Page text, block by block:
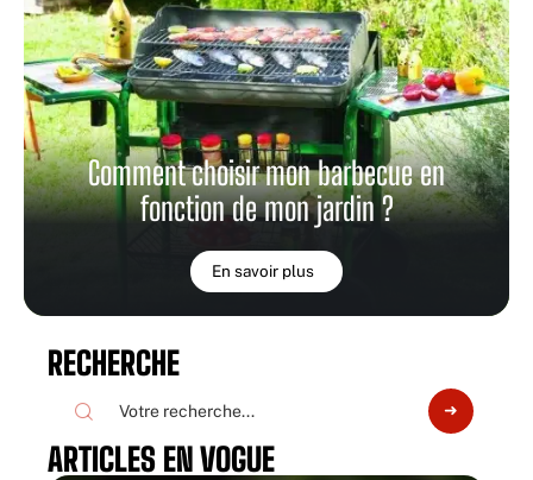
Comment choisir mon barbecue en
fonction de mon jardin ?
En savoir plus
RECHERCHE
ARTICLES EN VOGUE